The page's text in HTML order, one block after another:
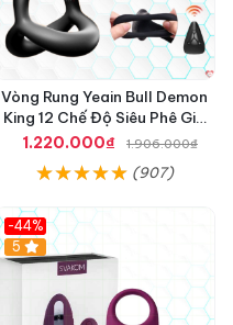
Vòng Rung Yeain Bull Demon
King 12 Chế Độ Siêu Phê Giá
Tốt
1.220.000₫ 1.906.000₫
(907)
-44%
5